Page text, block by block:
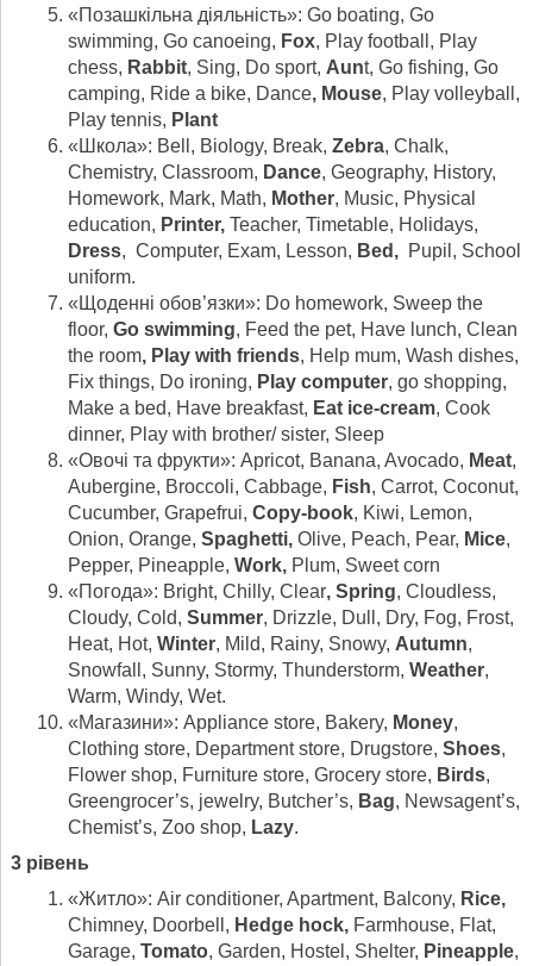
«Позашкільна діяльність»: Go boating, Go
swimming, Go canoeing, Fox, Play football, Play
chess, Rabbit, Sing, Do sport, Aunt, Go fishing, Go
camping, Ride a bike, Dance, Mouse, Play volleyball,
Play tennis, Plant
«Школа»: Bell, Biology, Break, Zebra, Chalk,
Chemistry, Classroom, Dance, Geography, History,
Homework, Mark, Math, Mother, Music, Physical
education, Printer, Teacher, Timetable, Holidays,
Dress, Computer, Exam, Lesson, Bed, Pupil, School
uniform.
«Щоденні обов’язки»: Do homework, Sweep the
floor, Go swimming, Feed the pet, Have lunch, Clean
the room, Play with friends, Help mum, Wash dishes,
Fix things, Do ironing, Play computer, go shopping,
Make a bed, Have breakfast, Eat ice-cream, Cook
dinner, Play with brother/ sister, Sleep
«Овочі та фрукти»: Apricot, Banana, Avocado, Meat,
Aubergine, Broccoli, Cabbage, Fish, Carrot, Coconut,
Cucumber, Grapefrui, Copy-book, Kiwi, Lemon,
Onion, Orange, Spaghetti, Olive, Peach, Pear, Mice,
Pepper, Pineapple, Work, Plum, Sweet corn
«Погода»: Bright, Chilly, Clear, Spring, Cloudless,
Cloudy, Cold, Summer, Drizzle, Dull, Dry, Fog, Frost,
Heat, Hot, Winter, Mild, Rainy, Snowy, Autumn,
Snowfall, Sunny, Stormy, Thunderstorm, Weather,
Warm, Windy, Wet.
«Магазини»: Appliance store, Bakery, Money,
Clothing store, Department store, Drugstore, Shoes,
Flower shop, Furniture store, Grocery store, Birds,
Greengrocer’s, jewelry, Butcher’s, Bag, Newsagent’s,
Chemist’s, Zoo shop, Lazy.
3 рівень
«Житло»: Air conditioner, Apartment, Balcony, Rice,
Chimney, Doorbell, Hedge hock, Farmhouse, Flat,
Garage, Tomato, Garden, Hostel, Shelter, Pineapple,